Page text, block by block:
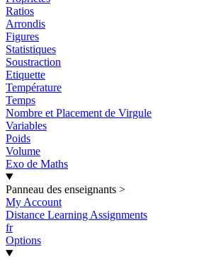
Ratios
Arrondis
Figures
Statistiques
Soustraction
Etiquette
Température
Temps
Nombre et Placement de Virgule
Variables
Poids
Volume
Exo de Maths
Panneau des enseignants >
My Account
Distance Learning Assignments
fr
Options